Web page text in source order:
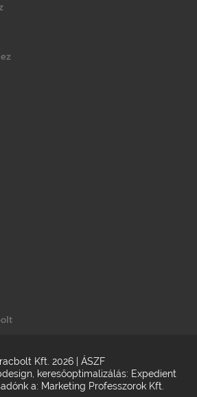
Kft. 2026 | ÁSZF
keresőoptimalizálás: Expedient
a: Marketing Professzorok Kft.